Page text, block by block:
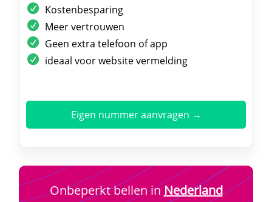
Kostenbesparing
Meer vertrouwen
Geen extra telefoon of app
ideaal voor website vermelding
Eigen nummer aanvragen →
Onbeperkt bellen inNederland